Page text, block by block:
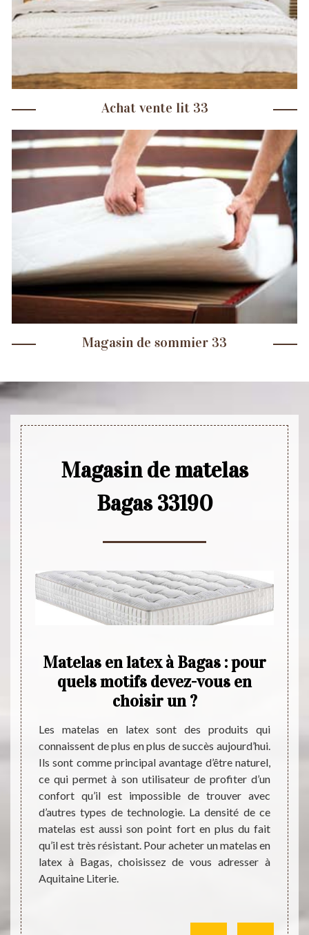
Achat vente lit 33
Magasin de sommier 33
Magasin de matelas
Bagas 33190
de
des
il
des
Matelas en latex à Bagas : pour
quels motifs devez-vous en
choisir un ?
Les matelas en latex sont des produits qui
connaissent de plus en plus de succès aujourd’hui.
Ils sont comme principal avantage d’être naturel,
ce qui permet à son utilisateur de profiter d’un
confort qu’il est impossible de trouver avec
d’autres types de technologie. La densité de ce
matelas est aussi son point fort en plus du fait
qu’il est très résistant. Pour acheter un matelas en
latex à Bagas, choisissez de vous adresser à
Aquitaine Literie.
Pour
de
plus
sont